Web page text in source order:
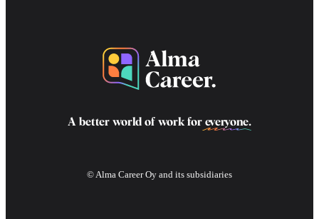
A better world of work for everyone.
© Alma Career Oy and its subsidiaries